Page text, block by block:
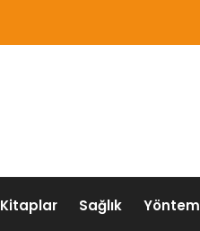
Kitaplar Sağlık